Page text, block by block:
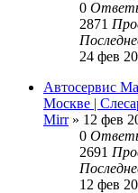
0
2871
24 фев
Автосервис
Москве |
Mirr» 12 фев
0
2691
12 фев